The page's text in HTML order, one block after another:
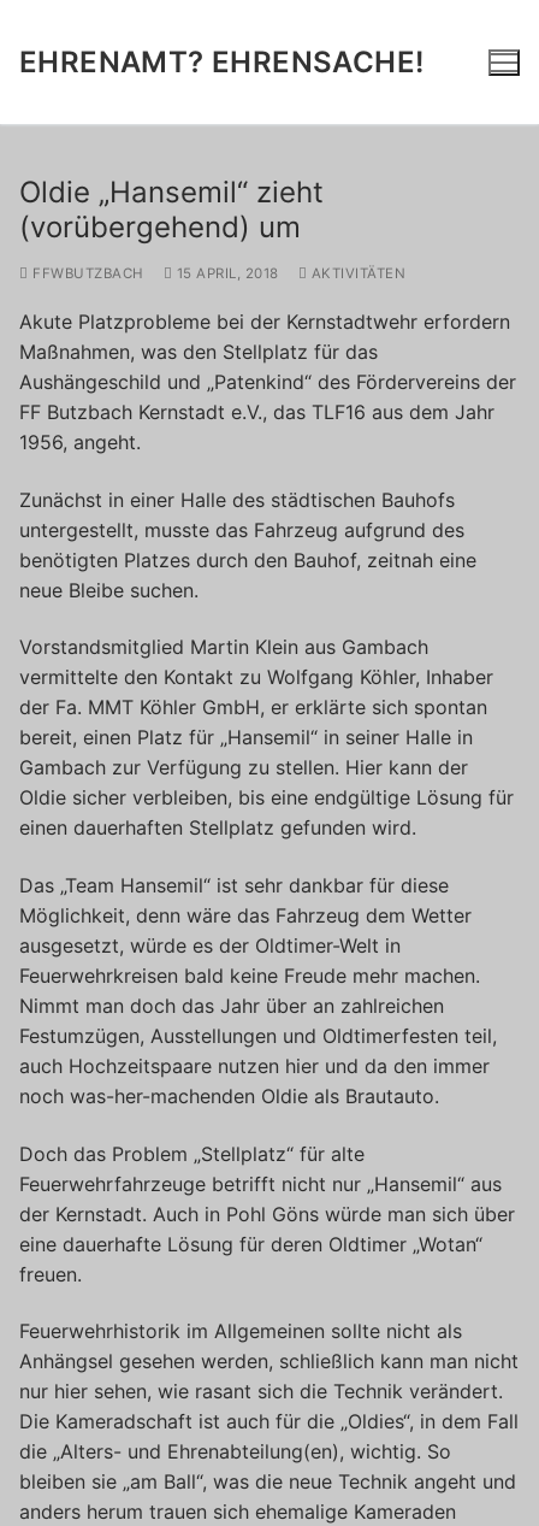
springen
EHRENAMT? EHRENSACHE!
Oldie „Hansemil“ zieht
(vorübergehend) um
FFWBUTZBACH 15 APRIL, 2018 AKTIVITÄTEN
Akute Platzprobleme bei der Kernstadtwehr erfordern
Maßnahmen, was den Stellplatz für das
Aushängeschild und „Patenkind“ des Fördervereins der
FF Butzbach Kernstadt e.V., das TLF16 aus dem Jahr
1956, angeht.
Zunächst in einer Halle des städtischen Bauhofs
untergestellt, musste das Fahrzeug aufgrund des
benötigten Platzes durch den Bauhof, zeitnah eine
neue Bleibe suchen.
Vorstandsmitglied Martin Klein aus Gambach
vermittelte den Kontakt zu Wolfgang Köhler, Inhaber
der Fa. MMT Köhler GmbH, er erklärte sich spontan
bereit, einen Platz für „Hansemil“ in seiner Halle in
Gambach zur Verfügung zu stellen. Hier kann der
Oldie sicher verbleiben, bis eine endgültige Lösung für
einen dauerhaften Stellplatz gefunden wird.
Das „Team Hansemil“ ist sehr dankbar für diese
Möglichkeit, denn wäre das Fahrzeug dem Wetter
ausgesetzt, würde es der Oldtimer-Welt in
Feuerwehrkreisen bald keine Freude mehr machen.
Nimmt man doch das Jahr über an zahlreichen
Festumzügen, Ausstellungen und Oldtimerfesten teil,
auch Hochzeitspaare nutzen hier und da den immer
noch was-her-machenden Oldie als Brautauto.
Doch das Problem „Stellplatz“ für alte
Feuerwehrfahrzeuge betrifft nicht nur „Hansemil“ aus
der Kernstadt. Auch in Pohl Göns würde man sich über
eine dauerhafte Lösung für deren Oldtimer „Wotan“
freuen.
Feuerwehrhistorik im Allgemeinen sollte nicht als
Anhängsel gesehen werden, schließlich kann man nicht
nur hier sehen, wie rasant sich die Technik verändert.
Die Kameradschaft ist auch für die „Oldies“, in dem Fall
die „Alters- und Ehrenabteilung(en), wichtig. So
bleiben sie „am Ball“, was die neue Technik angeht und
anders herum trauen sich ehemalige Kameraden